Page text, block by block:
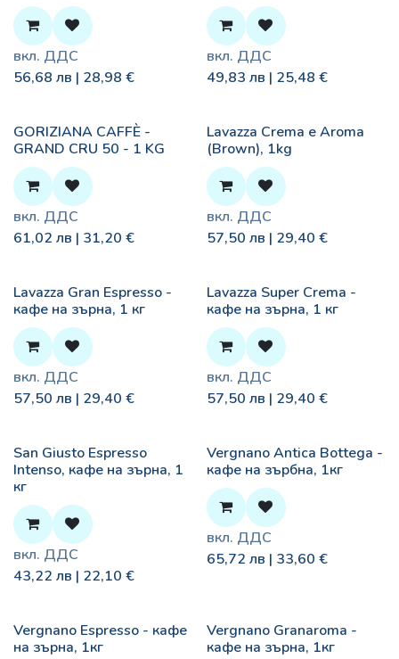
вкл. ДДС
56,68 лв | 28,98 €
вкл. ДДС
49,83 лв | 25,48 €
GORIZIANA CAFFÈ -
GRAND CRU 50 - 1 KG
вкл. ДДС
61,02 лв | 31,20 €
Lavazza Crema e Aroma
(Brown), 1kg
вкл. ДДС
57,50 лв | 29,40 €
Lavazza Gran Espresso -
кафе на зърна, 1 кг
вкл. ДДС
57,50 лв | 29,40 €
Lavazza Super Crema -
кафе на зърна, 1 кг
вкл. ДДС
57,50 лв | 29,40 €
San Giusto Espresso
Intenso, кафе на зърна, 1
кг
вкл. ДДС
43,22 лв | 22,10 €
Vergnano Antica Bottega -
кафе на зърбна, 1кг
вкл. ДДС
65,72 лв | 33,60 €
Vergnano Espresso - кафе
на зърна, 1кг
Vergnano Granaroma -
кафе на зърна, 1кг